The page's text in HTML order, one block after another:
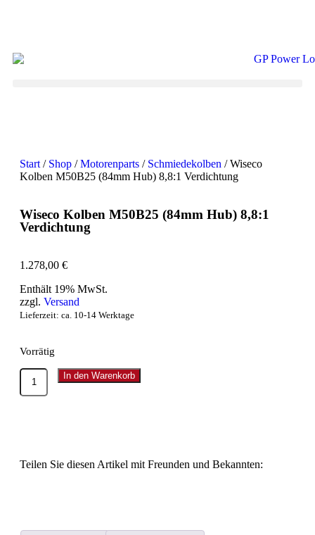
Start / Shop /Motorenparts / Schmiedekolben / Wiseco
Kolben M50B25 (84mm Hub) 8,8:1 Verdichtung
Wiseco Kolben M50B25 (84mm Hub) 8,8:1
Verdichtung
1.278,00 €
Enthält 19% MwSt.
zzgl. Versand
Lieferzeit: ca. 10-14 Werktage
Vorrätig
In den Warenkorb
Teilen Sie diesen Artikel mit Freunden und Bekannten: